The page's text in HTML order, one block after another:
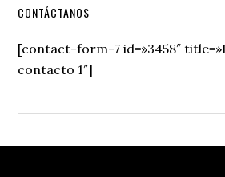
Secondary
Sidebar
CONTÁCTANOS
[contact-form-7 id=»3458″
contacto 1″]